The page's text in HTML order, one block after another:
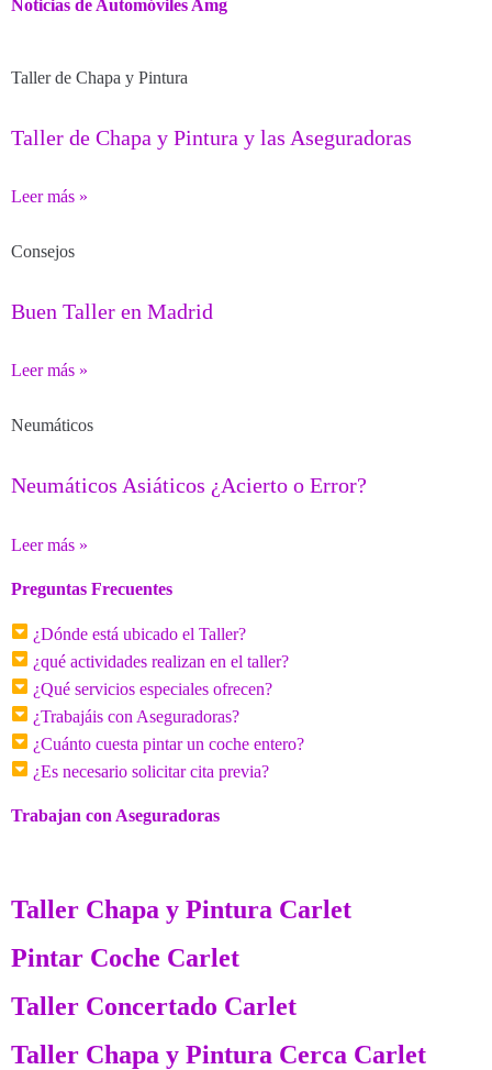
Noticias de Automóviles Amg
Taller de Chapa y Pintura
Taller de Chapa y Pintura y las Aseguradoras
Leer más »
Consejos
Buen Taller en Madrid
Leer más »
Neumáticos
Neumáticos Asiáticos ¿Acierto o Error?
Leer más »
Preguntas Frecuentes
¿Dónde está ubicado el Taller?
¿qué actividades realizan en el taller?
¿Qué servicios especiales ofrecen?
¿Trabajáis con Aseguradoras?
¿Cuánto cuesta pintar un coche entero?
¿Es necesario solicitar cita previa?
Trabajan con Aseguradoras
Taller Chapa y Pintura Carlet
Pintar Coche Carlet
Taller Concertado Carlet
Taller Chapa y Pintura Cerca Carlet